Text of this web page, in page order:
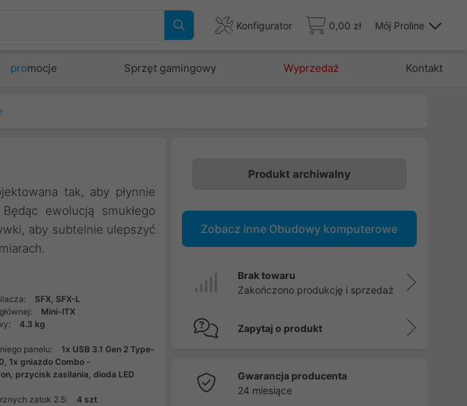
Konfigurator 0,00 zł Mój Proline
promocje Sprzęt gamingowy Wyprzedaż Kontakt
tak, aby płynnie
ewolucją smukłego
aby subtelnie ulepszyć
SFX, SFX-L
Mini-ITX
4.3 kg
panelu:
1x USB 3.1 Gen 2 Type-
1x gniazdo Combo -
przycisk zasilania, dioda LED
zatok 2.5:
4 szt
Produkt archiwalny
Zobacz inne Obudowy komputerowe
Brak towaru
Zakończono produkcję i sprzedaż
Zapytaj o produkt
Gwarancja producenta
24 miesiące